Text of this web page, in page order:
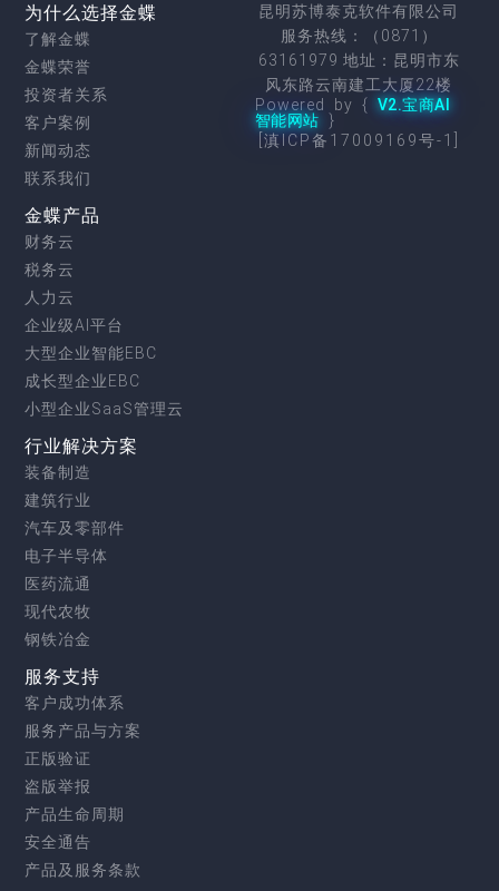
为什么选择金蝶
了解金蝶
金蝶荣誉
投资者关系
客户案例
新闻动态
联系我们
金蝶产品
财务云
税务云
人力云
企业级AI平台
大型企业智能EBC
成长型企业EBC
小型企业SaaS管理云
行业解决方案
装备制造
建筑行业
汽车及零部件
电子半导体
医药流通
现代农牧
钢铁冶金
服务支持
客户成功体系
服务产品与方案
正版验证
盗版举报
产品生命周期
安全通告
产品及服务条款
昆明苏博泰克软件有限公司
服务热线：（0871）
63161979 地址：昆明市东
风东路云南建工大厦22楼
Powered by { V2.宝商AI
智能网站 }
[滇ICP备17009169号-1]